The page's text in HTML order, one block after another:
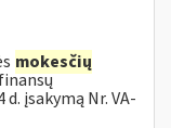
mokesčių
įsakymą Nr. VA-